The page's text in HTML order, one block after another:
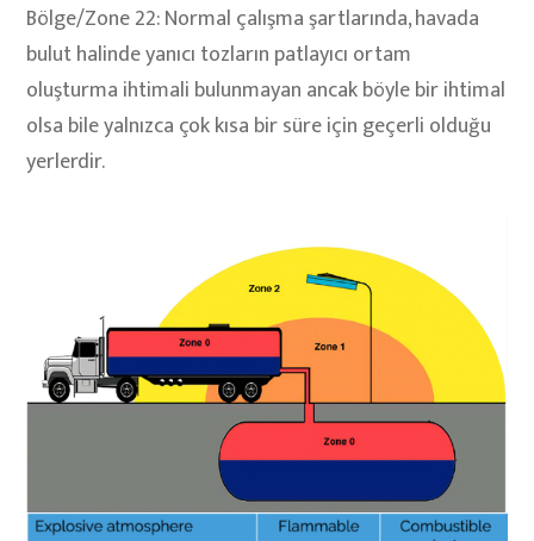
Bölge/Zone 22: Normal çalışma şartlarında, havada
bulut halinde yanıcı tozların patlayıcı ortam
oluşturma ihtimali bulunmayan ancak böyle bir ihtimal
olsa bile yalnızca çok kısa bir süre için geçerli olduğu
yerlerdir.